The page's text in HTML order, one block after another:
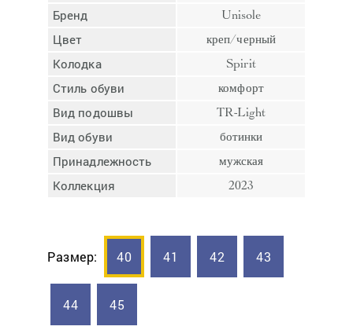
Бренд Unisole
Цвет креп/черный
Колодка Spirit
Стиль обуви комфорт
Вид подошвы TR-Light
Вид обуви ботинки
Принадлежность мужская
Коллекция 2023
Размер: 40 41 42 43
44 45